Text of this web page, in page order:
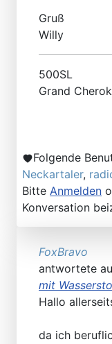
Gruß
Willy
500SL
Grand
Folgende
Neckartaler,
Bitte Anmelden
Konversation
FoxBravo
antwortete
mit
Hallo
da ich